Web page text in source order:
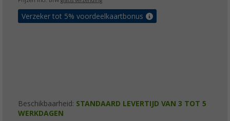
Verzeker tot 5% voordeelkaartbonus
Beschikbaarheid: STANDAARD LEVERTIJD VAN 3 TOT 5
WERKDAGEN